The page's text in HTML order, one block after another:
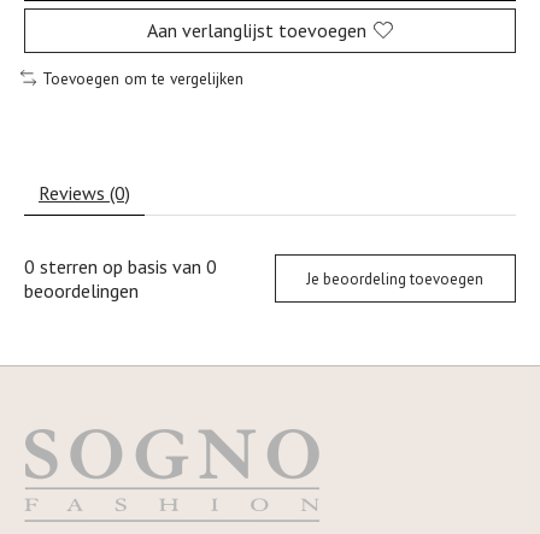
Aan verlanglijst toevoegen
Toevoegen om te vergelijken
Reviews (0)
0 sterren op basis van 0
beoordelingen
Je beoordeling toevoegen